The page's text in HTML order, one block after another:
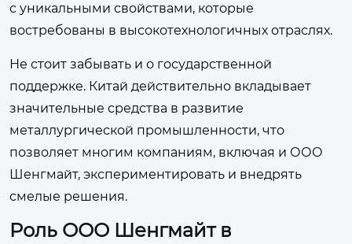
с уникальными свойствами, которые
востребованы в высокотехнологичных отраслях.
Не стоит забывать и о государственной
поддержке. Китай действительно вкладывает
значительные средства в развитие
металлургической промышленности, что
позволяет многим компаниям, включая и ООО
Шенгмайт, экспериментировать и внедрять
смелые решения.
Роль ООО Шенгмайт в